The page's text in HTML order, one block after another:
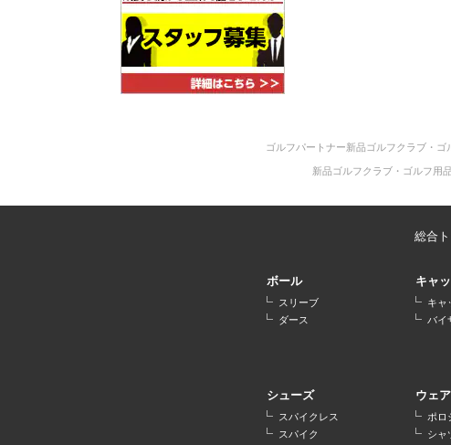
ゴルフパートナー新品ゴルフクラブ・
新品ゴルフクラブ・ゴルフ用
総合
ボール
スリーブ
ダース
キャ
キャ
バイ
シューズ
スパイクレス
スパイク
ウェア
ポロ
シャ